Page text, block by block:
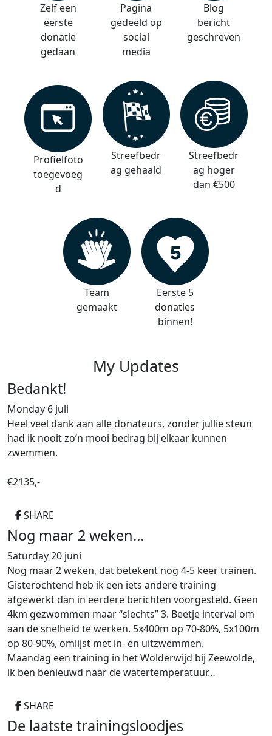
Zelf een
eerste
donatie
gedaan
Pagina
gedeeld op
social
media
Blog
bericht
geschreven
Profielfoto
toegevoeg
d
Streefbedr
ag gehaald
Streefbedr
ag hoger
dan €500
Team
gemaakt
Eerste 5
donaties
binnen!
My Updates
Bedankt!
Monday 6 juli
Heel veel dank aan alle donateurs, zonder jullie steun
had ik nooit zo’n mooi bedrag bij elkaar kunnen
zwemmen.
€2135,-
SHARE
Nog maar 2 weken…
Saturday 20 juni
Nog maar 2 weken, dat betekent nog 4-5 keer trainen.
Gisterochtend heb ik een iets andere training
afgewerkt dan in eerdere berichten voorgesteld. Geen
4km gezwommen maar “slechts” 3. Beetje interval om
aan de snelheid te werken. 5x400m op 70-80%, 5x100m
op 80-90%, omlijst met in- en uitzwemmen.
Maandag een training in het Wolderwijd bij Zeewolde,
ik ben benieuwd naar de watertemperatuur…
SHARE
De laatste trainingsloodjes